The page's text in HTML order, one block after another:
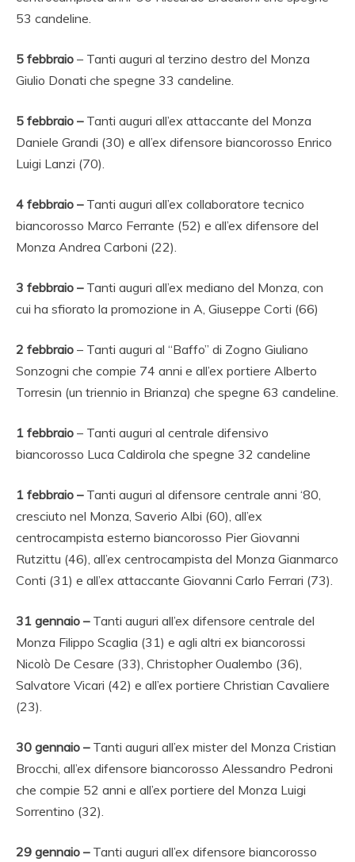
53 candeline.
5 febbraio – Tanti auguri al terzino destro del Monza
Giulio Donati che spegne 33 candeline.
5 febbraio – Tanti auguri all’ex attaccante del Monza
Daniele Grandi (30) e all’ex difensore biancorosso Enrico
Luigi Lanzi (70).
4 febbraio – Tanti auguri all’ex collaboratore tecnico
biancorosso Marco Ferrante (52) e all’ex difensore del
Monza Andrea Carboni (22).
3 febbraio –Tanti auguri all’ex mediano del Monza, con
cui ha sfiorato la promozione in A, Giuseppe Corti (66)
2 febbraio – Tanti auguri al “Baffo” di Zogno Giuliano
Sonzogni che compie 74 anni e all’ex portiere Alberto
Torresin (un triennio in Brianza) che spegne 63 candeline.
1 febbraio – Tanti auguri al centrale difensivo
biancorosso Luca Caldirola che spegne 32 candeline
1 febbraio – Tanti auguri al difensore centrale anni ‘80,
cresciuto nel Monza, Saverio Albi (60), all’ex
centrocampista esterno biancorosso Pier Giovanni
Rutzittu (46), all’ex centrocampista del Monza Gianmarco
Conti (31) e all’ex attaccante Giovanni Carlo Ferrari (73).
31 gennaio – Tanti auguri all’ex difensore centrale del
Monza Filippo Scaglia (31) e agli altri ex biancorossi
Nicolò De Cesare (33), Christopher Oualembo (36),
Salvatore Vicari (42) e all’ex portiere Christian Cavaliere
(23).
30 gennaio – Tanti auguri all’ex mister del Monza Cristian
Brocchi, all’ex difensore biancorosso Alessandro Pedroni
che compie 52 anni e all’ex portiere del Monza Luigi
Sorrentino (32).
29 gennaio – Tanti auguri all’ex difensore biancorosso